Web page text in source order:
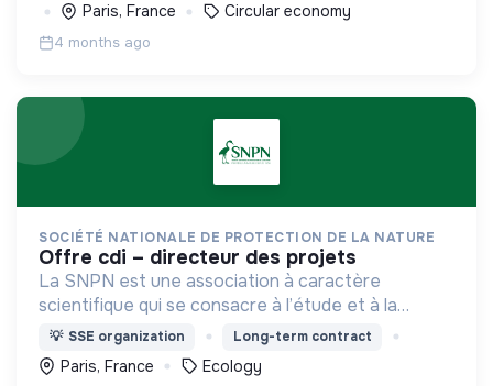
Paris, France
Circular economy
4 months ago
SOCIÉTÉ NATIONALE DE PROTECTION DE LA NATURE
offre cdi – directeur des projets
La SNPN est une association à caractère
scientifique qui se consacre à l’étude et à la
protection de la nature.
💡 SSE organization Long-term contract
Paris, France Ecology